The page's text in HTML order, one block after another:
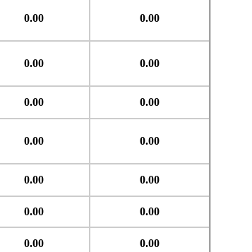
0.00 0.00
0.00 0.00
0.00 0.00
0.00 0.00
0.00 0.00
0.00 0.00
0.00 0.00